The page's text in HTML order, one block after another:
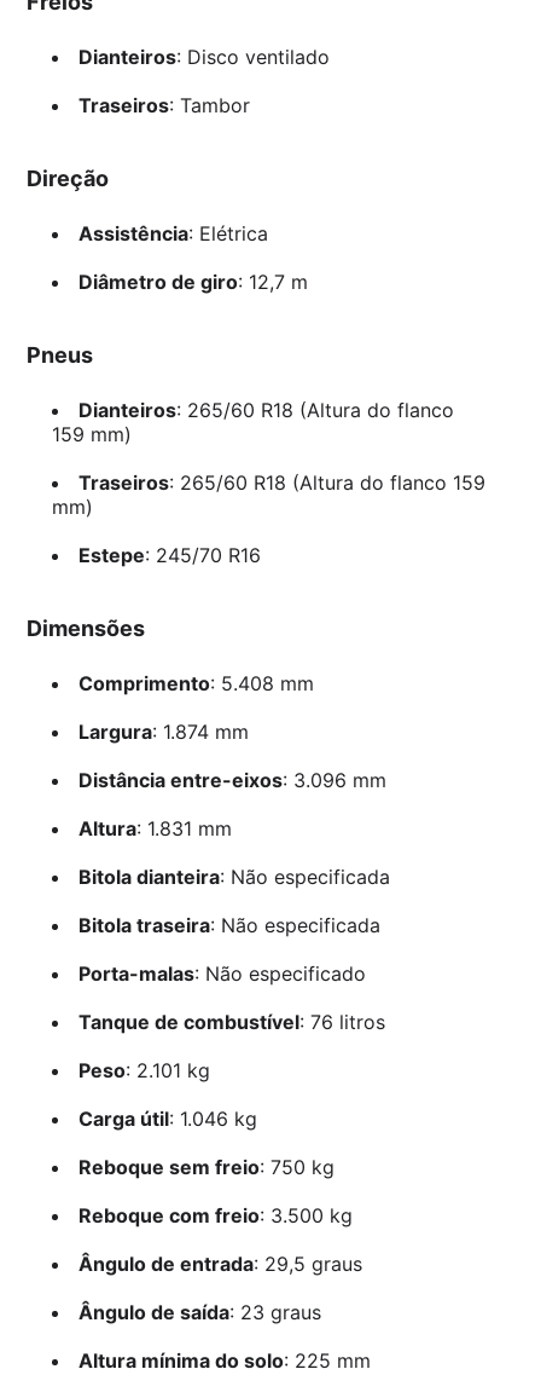
Dianteiros: Disco ventilado
Traseiros: Tambor
Direção
Assistência: Elétrica
Diâmetro de giro: 12,7 m
Pneus
Dianteiros: 265/60 R18 (Altura do flanco
159 mm)
Traseiros: 265/60 R18 (Altura do flanco 159
mm)
Estepe: 245/70 R16
Dimensões
Comprimento: 5.408 mm
Largura: 1.874 mm
Distância entre-eixos: 3.096 mm
Altura: 1.831 mm
Bitola dianteira: Não especificada
Bitola traseira: Não especificada
Porta-malas: Não especificado
Tanque de combustível: 76 litros
Peso: 2.101 kg
Carga útil: 1.046 kg
Reboque sem freio: 750 kg
Reboque com freio: 3.500 kg
Ângulo de entrada: 29,5 graus
Ângulo de saída: 23 graus
Altura mínima do solo: 225 mm